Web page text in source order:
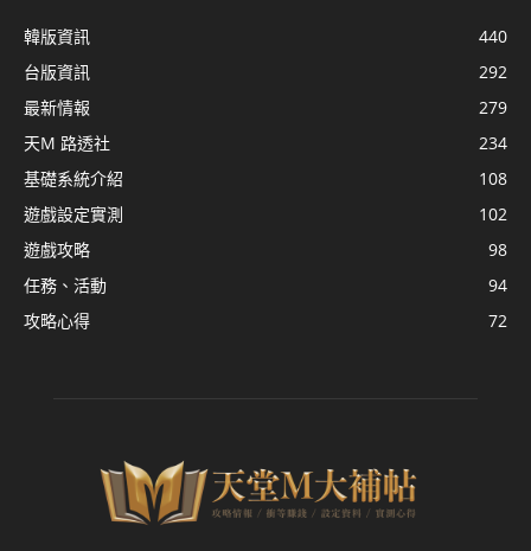
韓版資訊
440
台版資訊
292
最新情報
279
天M 路透社
234
基礎系統介紹
108
遊戲設定實測
102
遊戲攻略
98
任務、活動
94
攻略心得
72